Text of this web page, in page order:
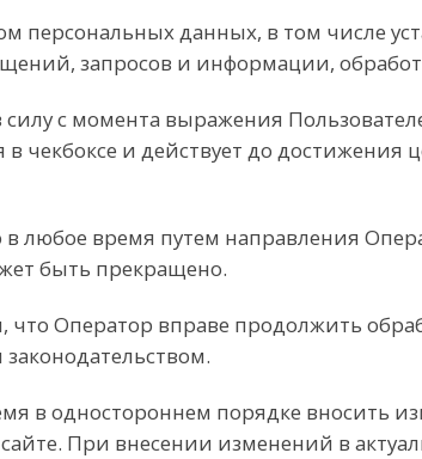
персональных данных, в том числе
запросов и информации,
силу с момента выражения
в чекбоксе и действует до
в любое время путем направления
быть прекращено.
что Оператор вправе продолжить
в одностороннем порядке вносить
При внесении изменений в